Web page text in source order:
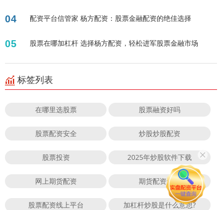
04 配资平台信管家 杨方配资：股票金融配资的绝佳选择
05 股票在哪加杠杆 选择杨方配资，轻松进军股票金融市场
标签列表
在哪里选股票 股票融资好吗
股票配资安全 炒股炒股配资
股票投资 2025年炒股软件下载
网上期货配资 期货配资无息
股票配资线上平台 加杠杆炒股是什么意思?